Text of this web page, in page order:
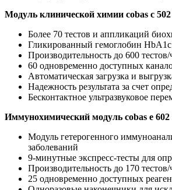
Модуль клинической химии cobas c 502
Более 70 тестов и аппликаций
Гликированный гемоглобин
Производительность до 600 тестов/
60 одновременно доступных
Автоматическая загрузка и
Надежность результата за счет
Бесконтактное ультразвуковое
Иммунохимический модуль cobas е 602
Модуль гетерогенного
заболеваний
9-минутные экспресс-тесты для
Производительность до 170 тестов/
25 одновременно доступных